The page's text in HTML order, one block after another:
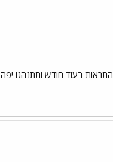
בעוד חודש ותתנהגו יפה